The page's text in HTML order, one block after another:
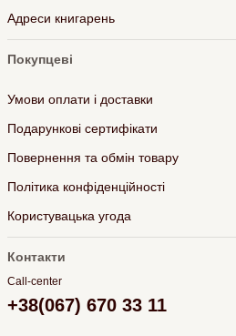
Адреси книгарень
Покупцеві
Умови оплати і доставки
Подарункові сертифікати
Повернення та обмін товару
Політика конфіденційності
Користувацька угода
Контакти
Call-center
+38(067) 670 33 11